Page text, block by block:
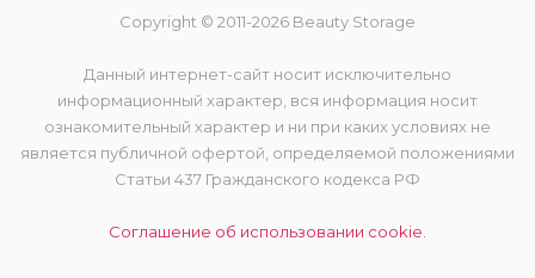
Copyright © 2011-2026 Beauty Storage
Данный интернет-сайт носит исключительно
информационный характер, вся информация носит
ознакомительный характер и ни при каких условиях не
является публичной офертой, определяемой положениями
Статьи 437 Гражданского кодекса РФ
Соглашение об использовании cookie.